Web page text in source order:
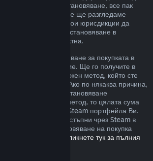
нас правила за възстановяване, все пак
възстановяване и ние ще разгледаме
потребителите в някои юрисдикции да
права за възстановяване в
които играта е дефектна.
пълно възстановяване за покупката в
след одобрение. Ще го получите в
чрез същия платежен метод, който сте
покупката. Ако по някаква причина,
да отпусне възстановяване
платежен метод, то цялата сума
като кредит към Steam портфейла Ви.
методи, достъпни чрез Steam в
поддържат възстановяване на покупка
Кликнете тук за пълния